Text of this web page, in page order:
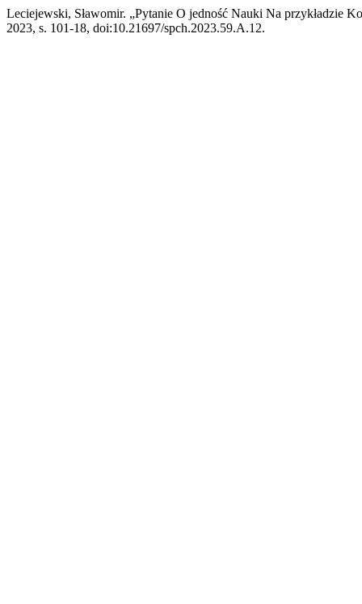
Leciejewski, Sławomir. „Pytanie O jedność Nauki Na przykładzie
2023, s. 101-18, doi:10.21697/spch.2023.59.A.12.